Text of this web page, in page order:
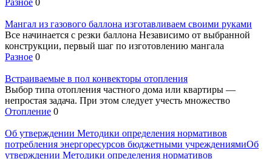
Разное 0
Мангал из газового баллона изготавливаем своими руками
Все начинается с резки баллона Независимо от выбранной
конструкции, первый шаг по изготовлению мангала
Разное 0
Встраиваемые в пол конвекторы отопления
Выбор типа отопления частного дома или квартиры —
непростая задача. При этом следует учесть множество
Отопление 0
Об утверждении Методики определения нормативов
потребления энергоресурсов бюджетными учреждениямиОб
утверждении Методики определения нормативов